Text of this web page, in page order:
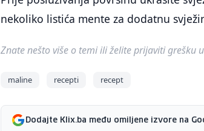
nekoliko listića mente za dodatnu
Znate nešto više o temi ili želite prijaviti grešku
maline recepti recept
Dodajte Klix.ba među omiljene izvore na